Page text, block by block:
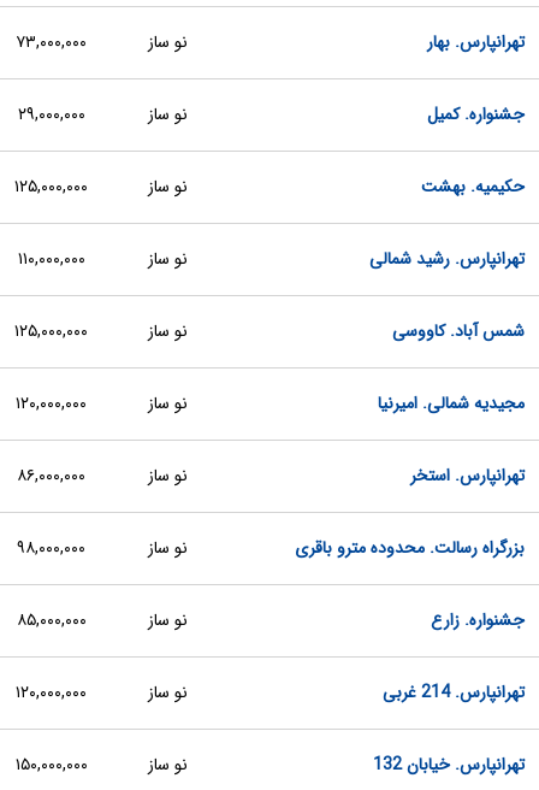
تهرانپارس. بهار نو ساز ۷۳,۰۰۰,۰۰۰
جشنواره. کمیل نو ساز ۲۹,۰۰۰,۰۰۰
حکیمیه. بهشت نو ساز ۱۲۵,۰۰۰,۰۰۰
تهرانپارس. رشید شمالی نو ساز ۱۱۰,۰۰۰,۰۰۰
شمس آباد. کاووسی نو ساز ۱۲۵,۰۰۰,۰۰۰
مجیدیه شمالی. امیرنیا نو ساز ۱۲۰,۰۰۰,۰۰۰
تهرانپارس. استخر نو ساز ۸۶,۰۰۰,۰۰۰
بزرگراه رسالت. محدوده مترو باقری نو ساز ۹۸,۰۰۰,۰۰۰
جشنواره. زارع نو ساز ۸۵,۰۰۰,۰۰۰
تهرانپارس. 214 غربی نو ساز ۱۲۰,۰۰۰,۰۰۰
تهرانپارس. خیابان 132 نو ساز ۱۵۰,۰۰۰,۰۰۰